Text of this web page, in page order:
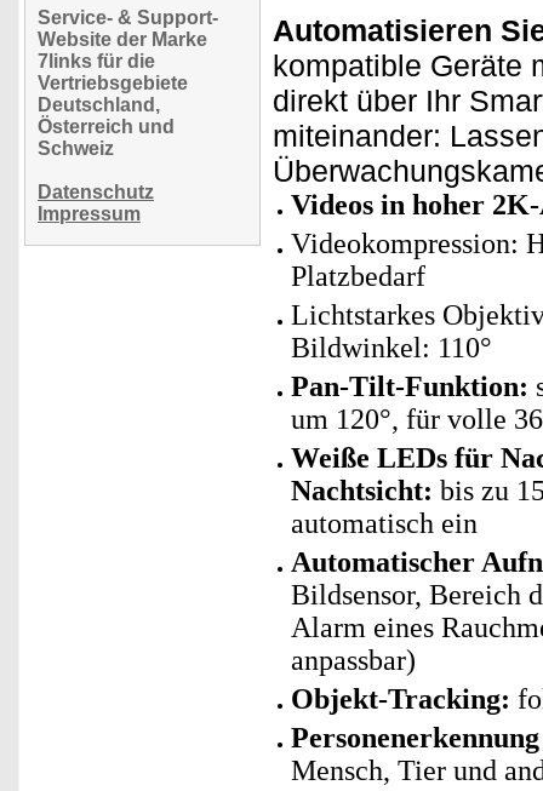
Service- & Support-
Website der Marke
7links für die
Vertriebsgebiete
Deutschland,
Österreich und
Schweiz
Datenschutz
Impressum
Automatisieren
kompatible Geräte
direkt über Ihr
miteinander:
Videos in hoher
Videokompression:
Platzbedarf
Lichtstarkes
Bildwinkel: 110°
Pan-Tilt-Funktion:
um 120°, für volle
Weiße LEDs für
Nachtsicht: bis zu
automatisch ein
Automatischer
Bildsensor, Bereich
Alarm eines
anpassbar)
Objekt-Tracking:
Mensch, Tier und